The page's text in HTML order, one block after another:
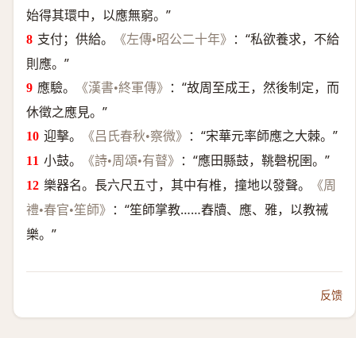
始得其環中，以應無窮。”
支付；供給。
《左傳•昭公二十年》
：“私欲養求，不給
則應。”
應驗。
《漢書•終軍傳》
：“故周至成王，然後制定，而
休徵之應見。”
迎擊。
《吕氏春秋•察微》
：“宋華元率師應之大棘。”
小鼓。
《詩•周頌•有瞽》
：“應田縣鼓，鞉磬柷圉。”
樂器名。長六尺五寸，其中有椎，撞地以發聲。
《周
禮•春官•笙師》
：“笙師掌教……舂牘、應、雅，以教祴
樂。”
反馈